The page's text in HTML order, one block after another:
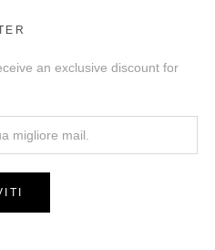
an exclusive discount for